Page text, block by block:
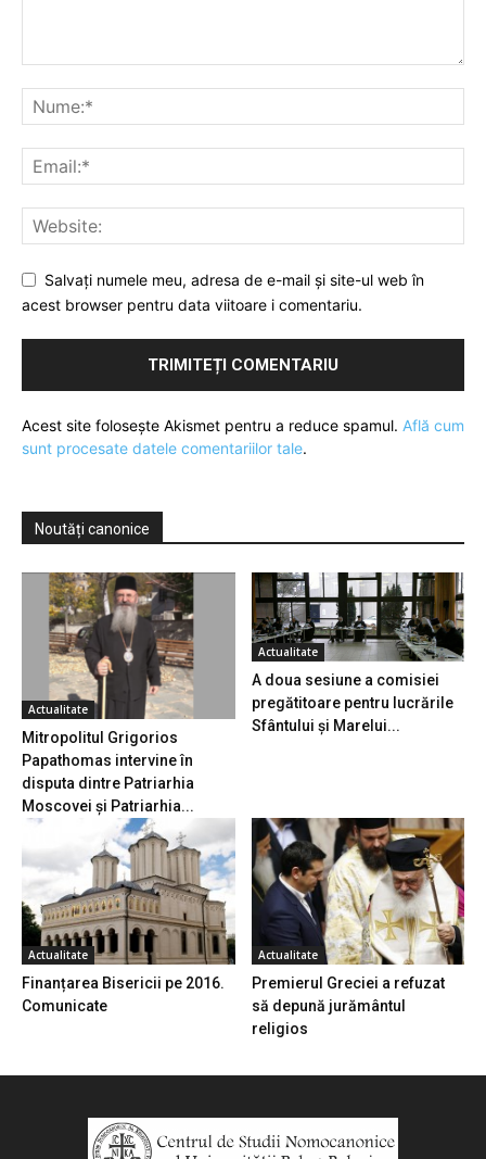
Salvați numele meu, adresa de e-mail și site-ul web în
acest browser pentru data viitoare i comentariu.
Acest site folosește Akismet pentru a reduce spamul. Află cum
sunt procesate datele comentariilor tale.
Noutăți canonice
Actualitate
Mitropolitul Grigorios
Papathomas intervine în
disputa dintre Patriarhia
Moscovei și Patriarhia...
Actualitate
A doua sesiune a comisiei
pregătitoare pentru lucrările
Sfântului și Marelui...
Actualitate
Finanțarea Bisericii pe 2016.
Comunicate
Actualitate
Premierul Greciei a refuzat
să depună jurământul
religios